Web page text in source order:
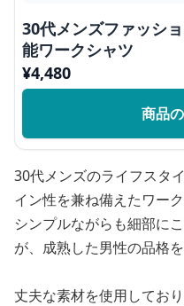
30代メンズファッシ
能ワークシャツ
¥4,480
商品
30代メンズのライフスタ
イン性を兼ね備えたワーク
シンプルながらも細部に
が、成熟した男性の品格を
丈夫な素材を使用してお